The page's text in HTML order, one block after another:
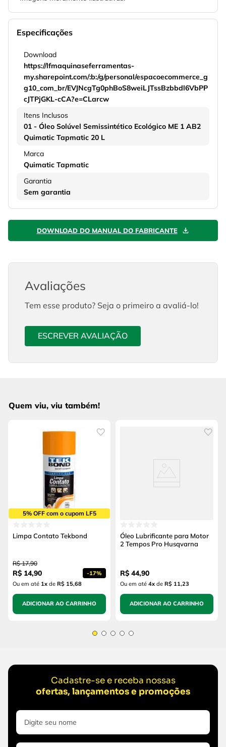
Especificações
Download
https://lfmaquinaseferramentas-
my.sharepoint.com/:b:/g/personal/espacoecommerce_g
g10_com_br/EVJNcgTg0phBoS8weiLJTssBzbbdl6VbPP
cJTPjGKL-cCA?e=CLarcw
Itens Inclusos
01 - Óleo Solúvel Semissintético Ecológico ME 1 AB2
Quimatic Tapmatic 20 L
Marca
Quimatic Tapmatic
Garantia
Sem garantia
DOWNLOAD DO MANUAL DO FABRICANTE
Avaliações
Tem esse produto? Seja o primeiro a avaliá-lo!
ESCREVER AVALIAÇÃO
Quem viu, viu também!
5% OFF com o cupom LF5
Limpa Contato Tekbond
R$ 17,90
R$ 14,90 -17%
Ou em até 1x de R$ 15,68
ADICIONAR AO CARRINHO
Óleo Lubrificante para Motor
2 Tempos Pro Husqvarna
R$ 44,90
Ou em até 4x de R$ 11,23
ADICIONAR AO CARRINHO
Cadastre-se e receba nossas
ofertas, lançamentos e promoções